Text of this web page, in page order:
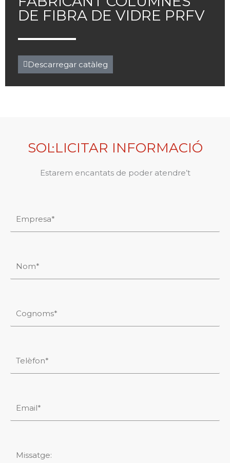
DE FIBRA DE VIDRE PRFV
Descarregar catàleg
SOL·LICITAR INFORMACIÓ
Estarem encantats de poder atendre’t